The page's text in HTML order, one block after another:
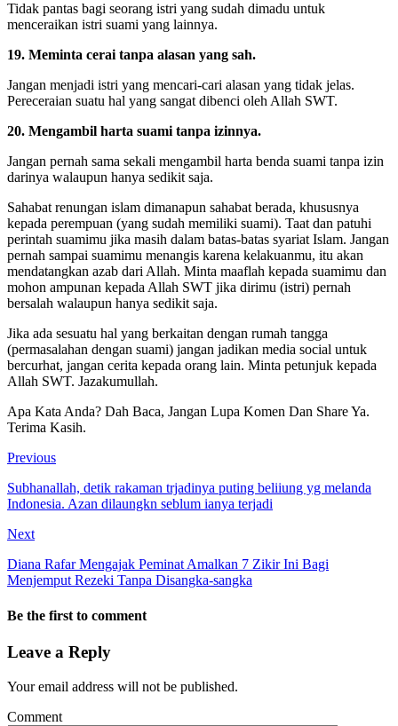
Tidak pantas bagi seorang istri yang sudah dimadu untuk
menceraikan istri suami yang lainnya.
19. Meminta cerai tanpa alasan yang sah.
Jangan menjadi istri yang mencari-cari alasan yang tidak jelas.
Pereceraian suatu hal yang sangat dibenci oleh Allah SWT.
20. Mengambil harta suami tanpa izinnya.
Jangan pernah sama sekali mengambil harta benda suami tanpa izin
darinya walaupun hanya sedikit saja.
Sahabat renungan islam dimanapun sahabat berada, khususnya
kepada perempuan (yang sudah memiliki suami). Taat dan patuhi
perintah suamimu jika masih dalam batas-batas syariat Islam. Jangan
pernah sampai suamimu menangis karena kelakuanmu, itu akan
mendatangkan azab dari Allah. Minta maaflah kepada suamimu dan
mohon ampunan kepada Allah SWT jika dirimu (istri) pernah
bersalah walaupun hanya sedikit saja.
Jika ada sesuatu hal yang berkaitan dengan rumah tangga
(permasalahan dengan suami) jangan jadikan media social untuk
bercurhat, jangan cerita kepada orang lain. Minta petunjuk kepada
Allah SWT. Jazakumullah.
Apa Kata Anda? Dah Baca, Jangan Lupa Komen Dan Share Ya.
Terima Kasih.
Previous
Subhanallah, detik rakaman trjadinya puting beliiung yg melanda
Indonesia. Azan dilaungkn seblum ianya terjadi
Next
Diana Rafar Mengajak Peminat Amalkan 7 Zikir Ini Bagi
Menjemput Rezeki Tanpa Disangka-sangka
Be the first to comment
Leave a Reply
Your email address will not be published.
Comment